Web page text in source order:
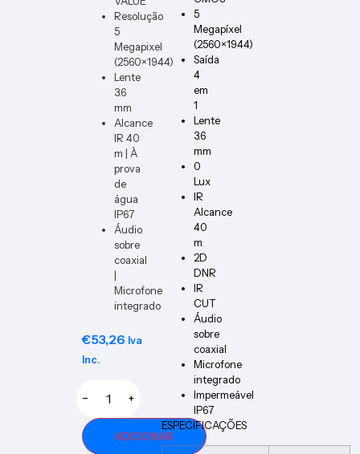
Resolução
5
Megapixel
(2560×1944)
Lente
3.6
mm
Alcance
IR 40
m | À
prova
de
água
IP67
Áudio
sobre
coaxial
|
Microfone
integrado
€53,26 Iva
Inc.
− +
ADICIONAR
5
Megapíxel
(2560×1944)
Saída
4
em
1
Lente
3.6
mm
0
Lux
IR
Alcance
40
m
2D
DNR
IR
CUT
Áudio
sobre
coaxial
Microfone
integrado
Impermeável
IP67
ESPECIFICAÇÕES